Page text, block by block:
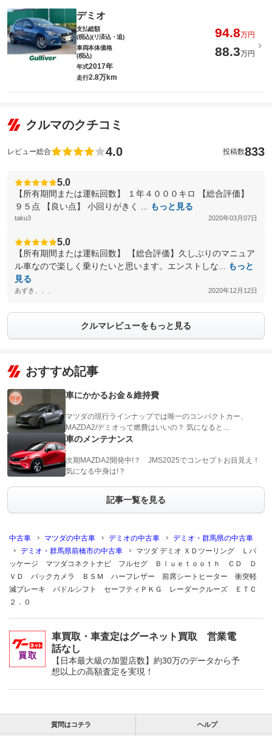
デミオ
支払総額
(税込)(リ済込・追)
94.8万円
車両本体価格
(税込)
88.3万円
年式2017年
走行2.8万km
クルマのクチコミ
レビュー総合 4.0 投稿数833
5.0
【所有期間または運転回数】 １年４０００キロ 【総合評価】
９５点 【良い点】 小回りがきく ...
もっと見る
taku3 2020年03月07日
5.0
【所有期間または運転回数】 【総合評価】久しぶりのマニュア
ル車なので楽しく乗りたいと思います。エンストしな...
もっと
見る
あずき、、、 2020年12月12日
クルマレビューをもっと見る
おすすめ記事
車にかかるお金＆維持費
マツダの現行ラインナップでは唯一のコンパクトカー、
MAZDA2/デミオって燃費はいいの？ 気になると…
車のメンテナンス
次期MAZDA2開発中!？ JMS2025でコンセプトお目見え！
気になる中身は!？
記事一覧を見る
中古車 マツダの中古車 デミオの中古車
デミオ・群馬県の中古車
デミオ・群馬県前橋市の中古車
マツダ デミオ ＸＤツーリング Ｌパ
ッケージ マツダコネクトナビ フルセグ Ｂｌｕｅｔｏｏｔｈ ＣＤ Ｄ
ＶＤ バックカメラ ＢＳＭ ハーフレザー 前席シートヒーター 衝突軽
減ブレーキ パドルシフト セーフティＰＫＧ レーダークルーズ ＥＴＣ
２．０
車買取・車査定はグーネット買取 営業電
話なし
【日本最大級の加盟店数】約30万のデータから予
想以上の高額査定を実現！
質問はコチラ ヘルプ